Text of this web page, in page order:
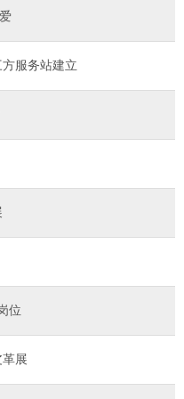
服务站建立
位
展